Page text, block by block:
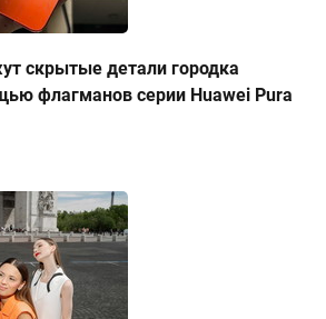
скрытые детали городка
флагманов серии Huawei Pura